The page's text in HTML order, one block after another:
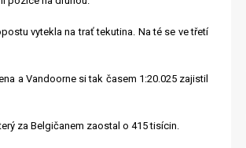
vytekla na trať tekutina. Na té se ve třetí
a Vandoorne si tak časem 1:20.025 zajistil
za Belgičanem zaostal o 415 tisícin.